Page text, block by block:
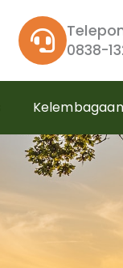
0838-
Kelembagaan